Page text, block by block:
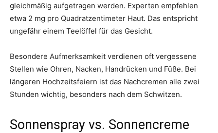
gleichmäßig aufgetragen werden. Experten empfehlen
etwa 2 mg pro Quadratzentimeter Haut. Das entspricht
ungefähr einem Teelöffel für das Gesicht.
Besondere Aufmerksamkeit verdienen oft vergessene
Stellen wie Ohren, Nacken, Handrücken und Füße. Bei
längeren Hochzeitsfeiern ist das Nachcremen alle zwei
Stunden wichtig, besonders nach dem Schwitzen.
Sonnenspray vs. Sonnencreme